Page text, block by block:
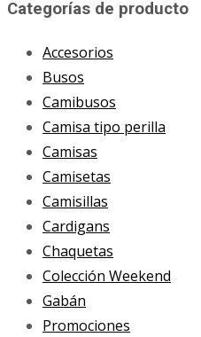
Categorías de producto
Accesorios
Busos
Camibusos
Camisa tipo perilla
Camisas
Camisetas
Camisillas
Cardigans
Chaquetas
Colección Weekend
Gabán
Promociones